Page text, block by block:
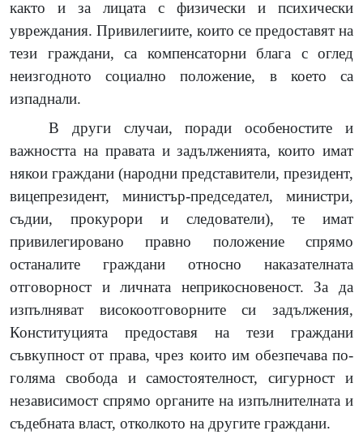
както и за лицата с физически и психически
увреждания. Привилегиите, които се предоставят на
тези граждани, са компенсаторни блага с оглед
неизгодното социално положение, в което са
изпаднали.
В други случаи, поради особеностите и
важността на правата и задълженията, които имат
някои граждани (народни представители, президент,
вицепрезидент, министър-председател, министри,
съдии, прокурори и следователи), те имат
привилегировано правно положение спрямо
останалите граждани относно наказателната
отговорност и личната неприкосновеност. За да
изпълняват високоотговорните си задължения,
Конституцията предоставя на тези граждани
съвкупност от права, чрез които им обезпечава по-
голяма свобода и самостоятелност, сигурност и
независимост спрямо органите на изпълнителната и
съдебната власт, отколкото на другите граждани.